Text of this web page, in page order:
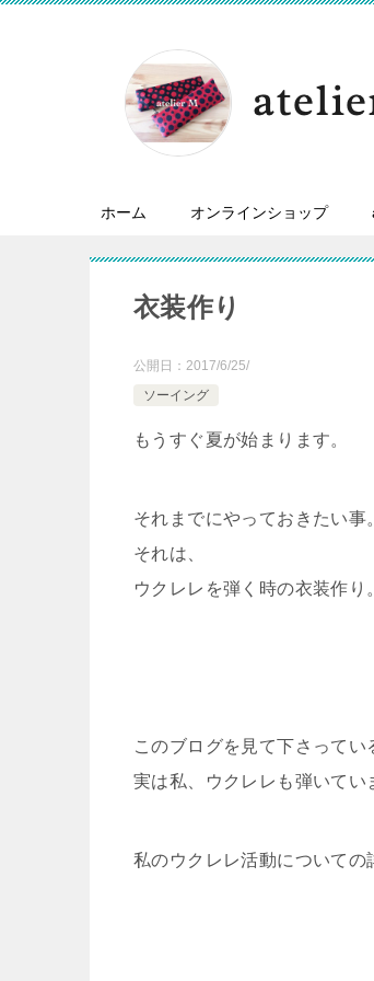
ホーム オンラインショップ
衣装作り
公開日： 2017/6/25/
ソーイング
もうすぐ夏が始まります。
それまでにやっておきたい事
それは、
ウクレレを弾く時の衣装作り
このブログを見て下さってい
実は私、ウクレレも弾いてい
私のウクレレ活動についての